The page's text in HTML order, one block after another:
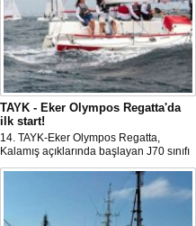
TAYK - Eker Olympos Regatta'da
ilk start!
14. TAYK-Eker Olympos Regatta,
Kalamış açıklarında başlayan J70 sınıfı
yarışlarıyla ilk startını verdi. İstanbul'u 10
gün boyunca yelken coşkusuyla
buluşturacak organizasyonun ilk
gününde 9 tekne rüzgârla buluştu.